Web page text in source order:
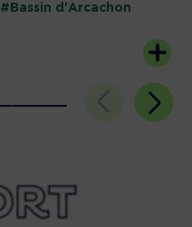
#Bassin d'Arcachon